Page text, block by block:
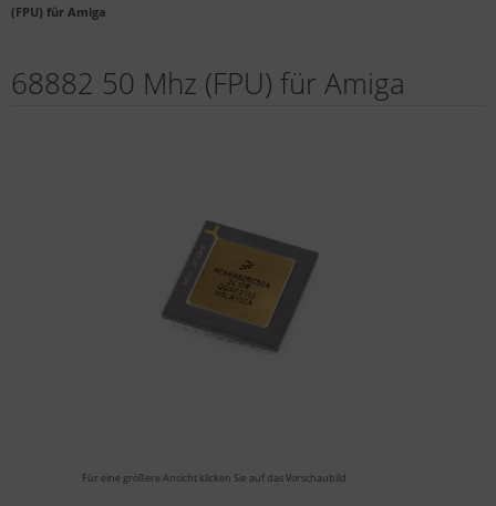
(FPU) für Amiga
68882 50 Mhz (FPU) für Amiga
Für eine größere Ansicht klicken Sie auf das Vorschaubild